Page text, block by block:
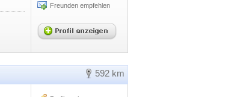
Freunden empfehlen
592 km